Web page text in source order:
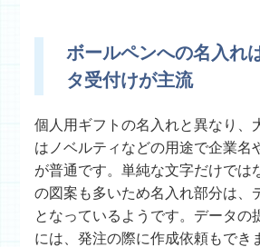
ボールペンへの名入れ
タ受付けが主流
個人用ギフトの名入れと異なり、
はノベルティなどの用途で企業名
が普通です。単純な文字だけでは
の図案も多いため名入れ部分は、
となっているようです。データの
には、発注の際に作成依頼もでき